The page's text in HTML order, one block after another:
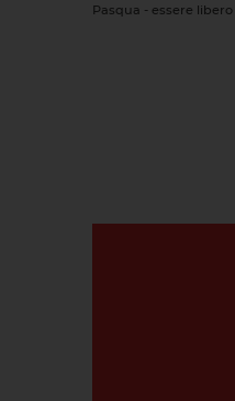
Pasqua - essere